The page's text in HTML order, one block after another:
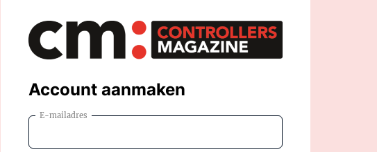
Account aanmaken
E-mailadres